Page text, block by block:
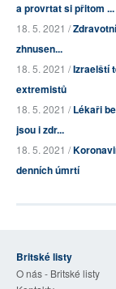
a provrtat si přitom ...
18. 5. 2021 /
zhnusen...
18. 5. 2021 /Izraelští
extremistů
18. 5. 2021 /Lékaři
jsou i zdr...
18. 5. 2021 /
denních úmrtí
Britské listy
O nás - Britské listy